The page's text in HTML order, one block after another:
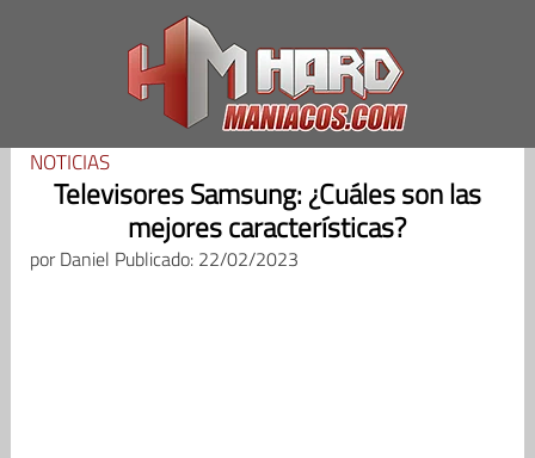
NOTICIAS
Televisores Samsung: ¿Cuáles son las
mejores características?
porDaniel Publicado: 22/02/2023